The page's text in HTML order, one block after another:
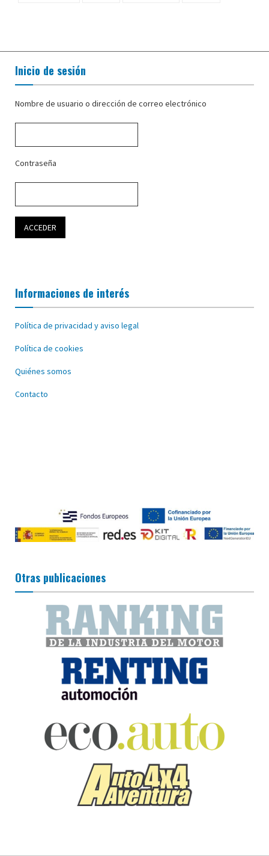
Inicio de sesión
Nombre de usuario o dirección de correo electrónico
Contraseña
Informaciones de interés
Política de privacidad y aviso legal
Política de cookies
Quiénes somos
Contacto
Otras publicaciones